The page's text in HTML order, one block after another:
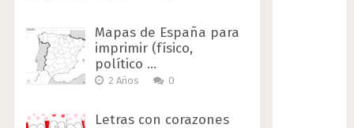
Mapas de España para
imprimir (físico,
político …
2 Años 0
Letras con corazones